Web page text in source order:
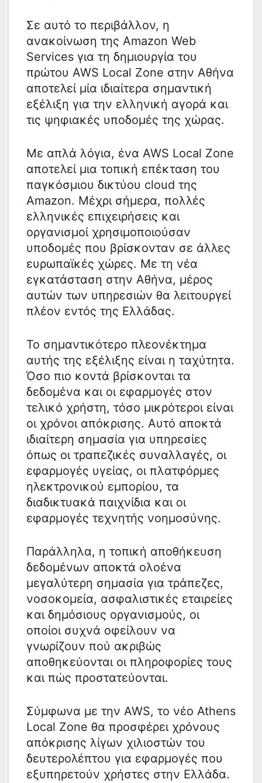
Σε αυτό το περιβάλλον, η
ανακοίνωση της Amazon Web
Services για τη δημιουργία του
πρώτου AWS Local Zone στην Αθήνα
αποτελεί μία ιδιαίτερα σημαντική
εξέλιξη για την ελληνική αγορά και
τις ψηφιακές υποδομές της χώρας.
Με απλά λόγια, ένα AWS Local Zone
αποτελεί μια τοπική επέκταση του
παγκόσμιου δικτύου cloud της
Amazon. Μέχρι σήμερα, πολλές
ελληνικές επιχειρήσεις και
οργανισμοί χρησιμοποιούσαν
υποδομές που βρίσκονταν σε άλλες
ευρωπαϊκές χώρες. Με τη νέα
εγκατάσταση στην Αθήνα, μέρος
αυτών των υπηρεσιών θα λειτουργεί
πλέον εντός της Ελλάδας.
Το σημαντικότερο πλεονέκτημα
αυτής της εξέλιξης είναι η ταχύτητα.
Όσο πιο κοντά βρίσκονται τα
δεδομένα και οι εφαρμογές στον
τελικό χρήστη, τόσο μικρότεροι είναι
οι χρόνοι απόκρισης. Αυτό αποκτά
ιδιαίτερη σημασία για υπηρεσίες
όπως οι τραπεζικές συναλλαγές, οι
εφαρμογές υγείας, οι πλατφόρμες
ηλεκτρονικού εμπορίου, τα
διαδικτυακά παιχνίδια και οι
εφαρμογές τεχνητής νοημοσύνης.
Παράλληλα, η τοπική αποθήκευση
δεδομένων αποκτά ολοένα
μεγαλύτερη σημασία για τράπεζες,
νοσοκομεία, ασφαλιστικές εταιρείες
και δημόσιους οργανισμούς, οι
οποίοι συχνά οφείλουν να
γνωρίζουν πού ακριβώς
αποθηκεύονται οι πληροφορίες τους
και πώς προστατεύονται.
Σύμφωνα με την AWS, το νέο Athens
Local Zone θα προσφέρει χρόνους
απόκρισης λίγων χιλιοστών του
δευτερολέπτου για εφαρμογές που
εξυπηρετούν χρήστες στην Ελλάδα.